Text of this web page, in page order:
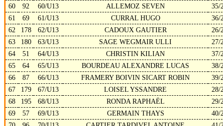
60
92 60/U13 ALLEMOZ SEVEN
35/
61
69 61/U13 CURRAL HUGO
36/
62
178 62/U13 CADOUX GAUTIER
26/
63
180 63/U13 SAGE WEGMAIR ULLI
27/
64
51 64/U13 CHRISTIN KILIAN
37/
65
64 65/U13 BOURDEAU ALEXANDRE LUCAS
38/
66
87 66/U13 FRAMERY BOIVIN SICART ROBIN
39/
67
179 67/U13 LOISEL YSSANDRE
28/
68
195 68/U13 RONDA RAPHAËL
29/
69
57 69/U13 GERMAIN THAYS
40/